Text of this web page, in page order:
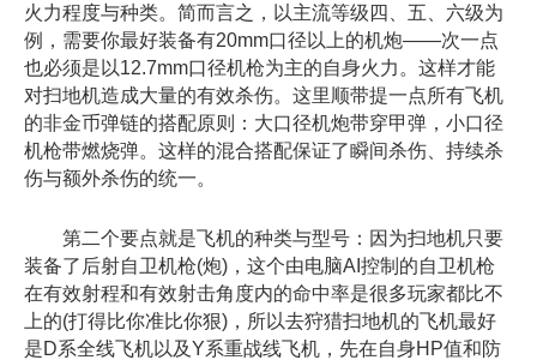
火力程度与种类。简而言之，以主流等级四、五、六级为
例，需要你最好装备有20mm口径以上的机炮——次一点
也必须是以12.7mm口径机枪为主的自身火力。这样才能
对扫地机造成大量的有效杀伤。这里顺带提一点所有飞机
的非金币弹链的搭配原则：大口径机炮带穿甲弹，小口径
机枪带燃烧弹。这样的混合搭配保证了瞬间杀伤、持续杀
伤与额外杀伤的统一。
第二个要点就是飞机的种类与型号：因为扫地机只要
装备了后射自卫机枪(炮)，这个由电脑AI控制的自卫机枪
在有效射程和有效射击角度内的命中率是很多玩家都比不
上的(打得比你准比你狠)，所以去狩猎扫地机的飞机最好
是D系全线飞机以及Y系重战线飞机，先在自身HP值和防